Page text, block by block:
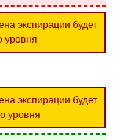
экспирации будет
уровня
экспирации будет
уровня